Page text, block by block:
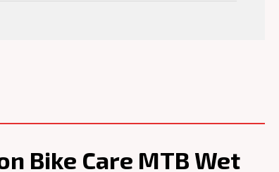
Bike Care MTB Wet